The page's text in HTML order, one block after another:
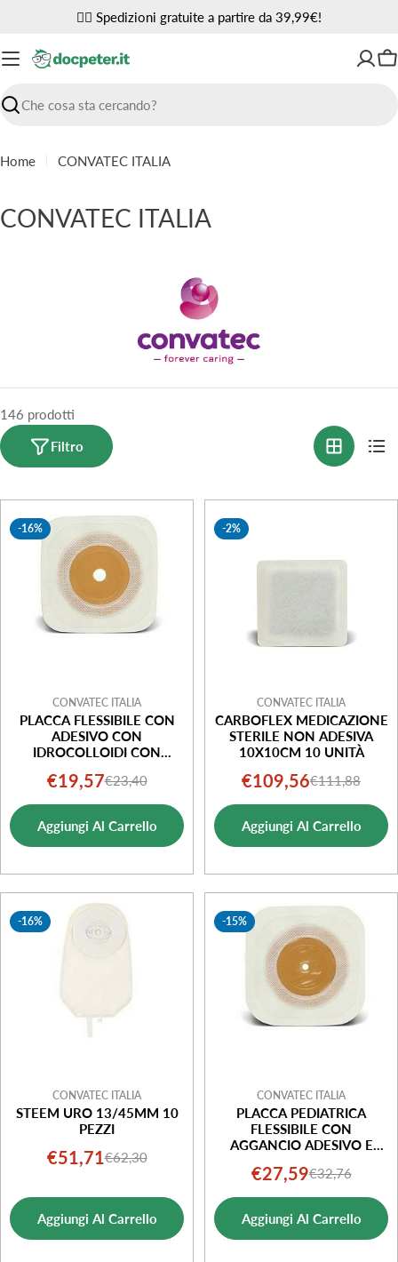
contenuto
✌🏼 Spedizioni gratuite a partire da 39,99€!
Ricerca
Home CONVATEC ITALIA
C
i
o
n
:
CONVATEC ITALIA
146 prodotti
Filtro
-16%
CONVATEC ITALIA
PLACCA FLESSIBILE CON
ADESIVO CON
IDROCOLLOIDI CON
ADESIVO RITAGLIABILE
Prezzo
di
vendita
€19,57Prezzo
normale
€23,40
Aggiungi Al Carrello
-2%
CONVATEC ITALIA
CARBOFLEX MEDICAZIONE
STERILE NON ADESIVA
10X10CM 10 UNITÀ
Prezzo
di
vendita
€109,56Prezzo
normale
€111,88
Aggiungi Al Carrello
-16%
CONVATEC ITALIA
STEEM URO 13/45MM 10
PEZZI
Prezzo
vendita
€51,71Prezzo
€62,30
Aggiungi Al Carrello
-15%
CONVATEC ITALIA
PLACCA PEDIATRICA
FLESSIBILE CON
AGGANCIO ADESIVO E
IDROCOLLOIDI LITTLE
Prezzo
di
vendita
€27,59Prezzo
normale
€32,76
Aggiungi Al Carrello